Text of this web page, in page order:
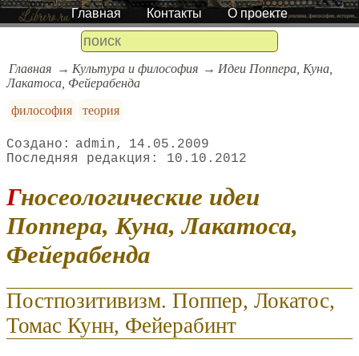
Главная Контакты О проекте
Главная Культура и философия
Идеи Поппера, Куна,
Лакатоса, Фейерабенда
философия
теория
admin
14.05.2009
10.10.2012
Гносеологические идеи
Поппера, Куна, Лакатоса,
Фейерабенда
Постпозитивизм. Поппер, Локатос,
Томас Кунн, Фейерабинт